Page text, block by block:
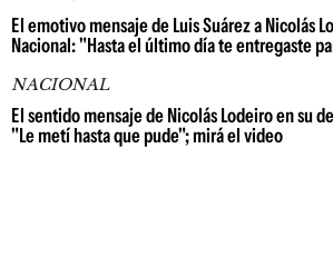
El emotivo mensaje de Luis Suárez a Nicolás
Nacional: "Hasta el último día te entregaste
NACIONAL
El sentido mensaje de Nicolás Lodeiro en su
"Le metí hasta que pude"; mirá el video